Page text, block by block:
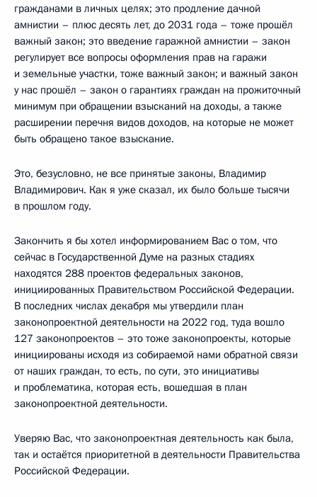
гражданами в личных целях; это продление дачной
амнистии – плюс десять лет, до 2031 года – тоже прошёл
важный закон; это введение гаражной амнистии – закон
регулирует все вопросы оформления прав на гаражи
и земельные участки, тоже важный закон; и важный закон
у нас прошёл – закон о гарантиях граждан на прожиточный
минимум при обращении взысканий на доходы, а также
расширении перечня видов доходов, на которые не может
быть обращено такое взыскание.
Это, безусловно, не все принятые законы, Владимир
Владимирович. Как я уже сказал, их было больше тысячи
в прошлом году.
Закончить я бы хотел информированием Вас о том, что
сейчас в Государственной Думе на разных стадиях
находятся 288 проектов федеральных законов,
инициированных Правительством Российской Федерации.
В последних числах декабря мы утвердили план
законопроектной деятельности на 2022 год, туда вошло
127 законопроектов – это тоже законопроекты, которые
инициированы исходя из собираемой нами обратной связи
от наших граждан, то есть, по сути, это инициативы
и проблематика, которая есть, вошедшая в план
законопроектной деятельности.
Уверяю Вас, что законопроектная деятельность как была,
так и остаётся приоритетной в деятельности Правительства
Российской Федерации.